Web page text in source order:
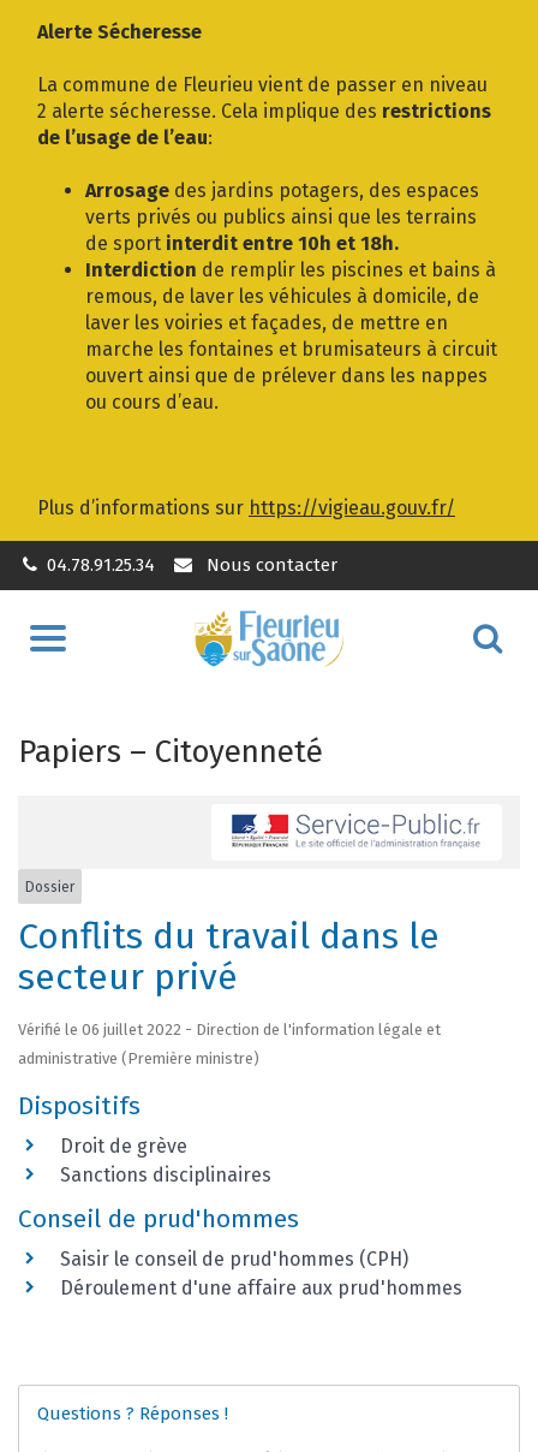
Alerte Sécheresse
La commune de Fleurieu vient de passer en niveau
2 alerte sécheresse. Cela implique des restrictions
de l’usage de l’eau:
Arrosage des jardins potagers, des espaces
verts privés ou publics ainsi que les terrains
de sport interdit entre 10h et 18h.
Interdiction de remplir les piscines et bains à
remous, de laver les véhicules à domicile, de
laver les voiries et façades, de mettre en
marche les fontaines et brumisateurs à circuit
ouvert ainsi que de prélever dans les nappes
ou cours d’eau.
Plus d’informations sur https://vigieau.gouv.fr/
04.78.91.25.34 Nous contacter
Aller
Papiers – Citoyenneté
Dossier
Conflits du travail dans le
secteur privé
Vérifié le 06 juillet 2022 - Direction de l'information légale et
administrative (Première ministre)
Dispositifs
Droit de grève
Sanctions disciplinaires
Conseil de prud'hommes
Saisir le conseil de prud'hommes (CPH)
Déroulement d'une affaire aux prud'hommes
Questions ? Réponses !